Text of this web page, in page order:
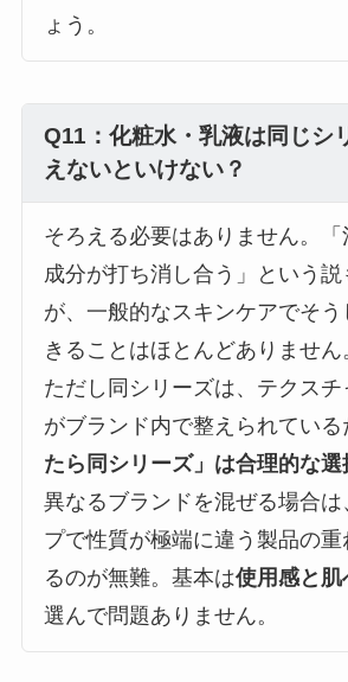
ょう。
Q11：化粧水・乳液は同じシ
えないといけない？
そろえる必要はありません。「
成分が打ち消し合う」という説
が、一般的なスキンケアでそう
きることはほとんどありません
ただし同シリーズは、テクス
がブランド内で整えられている
たら同シリーズ」は合理的な選
異なるブランドを混ぜる場合は
プで性質が極端に違う製品の
るのが無難。基本は使用感と
選んで問題ありません。